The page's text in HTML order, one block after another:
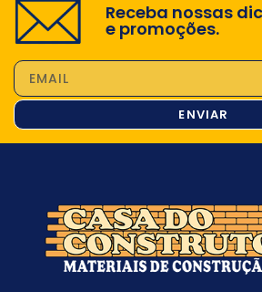
Receba nossas
e promoções.
ENVIAR